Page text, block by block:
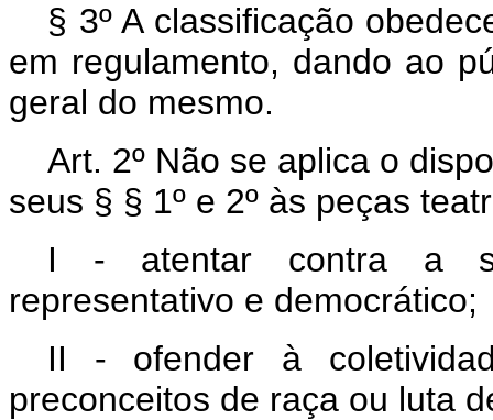
§ 3º A classificação
em regulamento, dando ao
geral do mesmo.
Art. 2º Não se aplica o
seus § § 1º e 2º às peças
I - atentar contra a
representativo e democrático;
II - ofender à
preconceitos de raça ou luta